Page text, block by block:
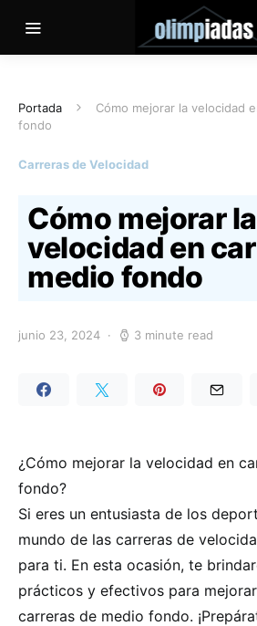
Portada
Cómo mejorar la velocidad
fondo
Carreras de Velocidad
Cómo mejorar la
velocidad en
medio fondo
junio 23, 2024 3 minute read
¿Cómo mejorar la velocidad en
fondo?
Si eres un entusiasta de los
mundo de las carreras de
para ti. En esta ocasión, te
prácticos y efectivos para
carreras de medio fondo.